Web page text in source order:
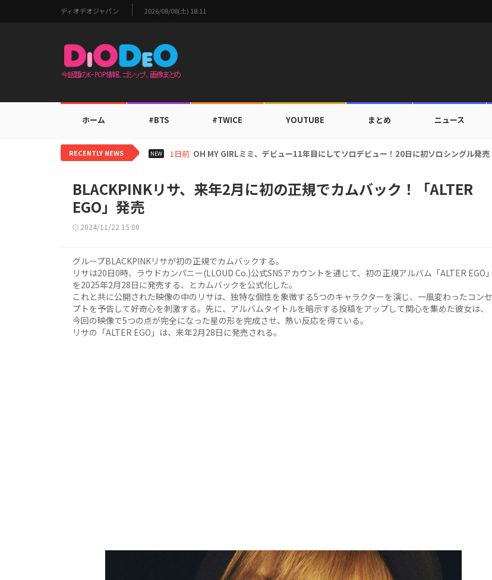
ディオデオジャパン 2026/08/08(土) 18:11
ホーム #BTS #TWICE YOUTUBE まとめ ニュース
RECENTLY NEWS NEW 1日前 BTS V、ワールドカップ出入証を公開…証明写真でも完璧なビジュアル！
BLACKPINKリサ、来年2月に初の正規でカムバック！「ALTER
EGO」発売
2024/11/22 15:00
グループBLACKPINKリサが初の正規でカムバックする。
リサは20日0時、ラウドカンパニー(LLOUD Co.)公式SNSアカウントを通じて、初の正規アルバム「ALTER EGO」
を2025年2月28日に発売する、とカムバックを公式化した。
これと共に公開された映像の中のリサは、独特な個性を象徴する5つのキャラクターを演じ、一風変わったコンセ
プトを予告して好奇心を刺激する。先に、アルバムタイトルを暗示する投稿をアップして関心を集めた彼女は、
今回の映像で5つの点が完全になった星の形を完成させ、熱い反応を得ている。
リサの「ALTER EGO」は、来年2月28日に発売される。